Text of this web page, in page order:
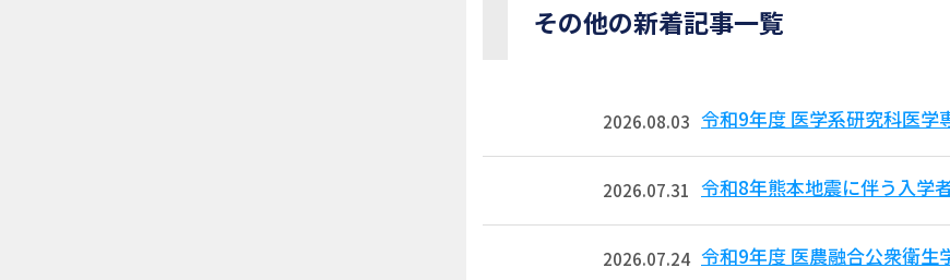
その他の新着記事一覧
2026.08.03 令和9年度 医学系研究科医
2026.07.31 令和8年熊本地震に伴う入学
2026.07.24 令和9年度 医農融合公衆衛生